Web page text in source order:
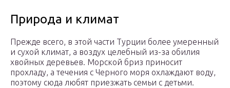
Природа и климат
Прежде всего, в этой части Турции более умеренный
и сухой климат, а воздух целебный из-за обилия
хвойных деревьев. Морской бриз приносит
прохладу, а течения с Черного моря охлаждают воду,
поэтому сюда любят приезжать семьи с детьми.